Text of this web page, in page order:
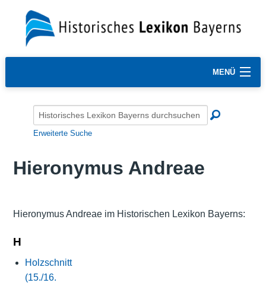
MENÜ
Erweiterte Suche
Hieronymus Andreae
Hieronymus Andreae im Historischen Lexikon Bayerns:
H
Holzschnitt
(15./16.